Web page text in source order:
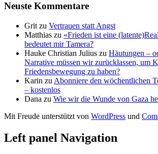
Neuste Kommentare
Grit zu Vertrauen statt Angst
Matthias zu «Frieden ist eine
bedeutet mir Tamera?
Hauke Christian Julius zu Häutungen –
Narrative müssen wir zurücklassen, um
Friedensbewegung zu haben?
Karin zu Abonniere den wöchentlichen
– kostenlos
Dana zu Wie wir die Wunde von Gaza
Mit Freude unterstützt von WordPress und
Left panel Navigation